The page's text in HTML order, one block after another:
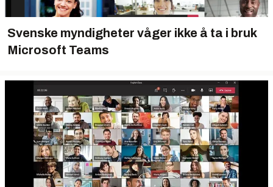
Svenske myndigheter våger ikke å ta i bruk
Microsoft Teams